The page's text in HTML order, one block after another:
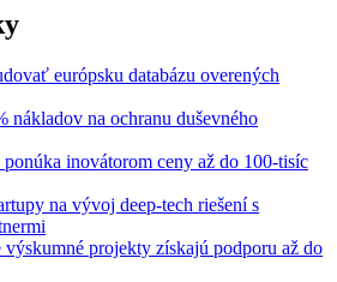
európsku databázu overených
nákladov na ochranu duševného
inovátorom ceny až do 100-tisíc
na vývoj deep-tech riešení s
výskumné projekty získajú podporu až do